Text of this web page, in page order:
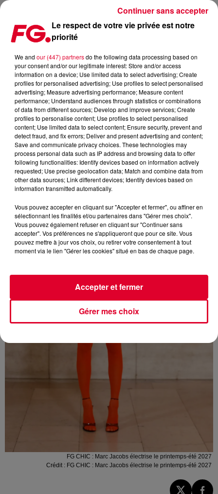
FG CHIC : MARC JACOBS ÉLECTRISE LE PRINTEMPS-ÉTÉ 2027
Publié : 30 juin 2026 à 15h06 par Gwenael BILLAUD
FG CHIC : Marc Jacobs électrise le
printemps-été 2027
FG CHIC : Marc Jacobs électrise le printemps-été 2027
Crédit : FG CHIC : Marc Jacobs électrise le printemps-été 2027
Le respect de votre vie privée est notre
priorité
We and our (447) partnersdo the following data processing based on
your consent and/or our legitimate interest: Store and/or access
information on a device; Use limited data to select advertising; Create
profiles for personalised advertising; Use profiles to select personalised
advertising; Measure advertising performance; Measure content
performance; Understand audiences through statistics or combinations
of data from different sources; Develop and improve services; Create
profiles to personalise content; Use profiles to select personalised
content; Use limited data to select content; Ensure security, prevent and
detect fraud, and fix errors; Deliver and present advertising and content;
Save and communicate privacy choices. These technologies may
process personal data such as IP address and browsing data to offer
following functionalities: Identify devices based on information actively
requested; Use precise geolocation data; Match and combine data from
other data sources; Link different devices; Identify devices based on
information transmitted automatically.
Vous pouvez accepter en cliquant sur "Accepter et fermer", ou affiner en
sélectionnant les finalités et/ou partenaires dans "Gérer mes choix".
Vous pouvez également refuser en cliquant sur "Continuer sans
accepter". Vos préférences ne s'appliqueront que pour ce site. Vous
pouvez mettre à jour vos choix, ou retirer votre consentement à tout
moment via le lien "Gérer les cookies" situé en bas de chaque page.
Gérer mes choix
Accepter et fermer
Continuer sans accepter